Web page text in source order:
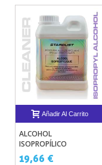
Añadir Al Carrito
ALCOHOL
ISOPROPÍLICO
(PROPANOL) 1L
19,66 €